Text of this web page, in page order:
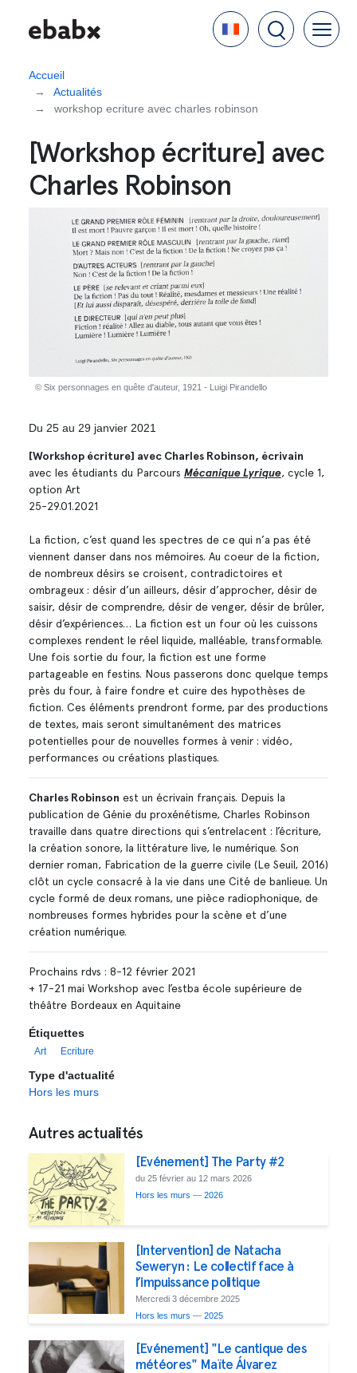
contenu
Language
Accueil
Actualités
workshop ecriture avec charles robinson
[Workshop écriture] avec
Charles Robinson
© Six personnages en quête d'auteur, 1921 - Luigi Pirandello
Du 25 au 29 janvier 2021
[Workshop écriture] avec Charles Robinson, écrivain
avec les étudiants du Parcours Mécanique Lyrique, cycle 1,
option Art
25-29.01.2021
La fiction, c’est quand les spectres de ce qui n’a pas été
viennent danser dans nos mémoires. Au coeur de la fiction,
de nombreux désirs se croisent, contradictoires et
ombrageux : désir d’un ailleurs, désir d’approcher, désir de
saisir, désir de comprendre, désir de venger, désir de brûler,
désir d’expériences… La fiction est un four où les cuissons
complexes rendent le réel liquide, malléable, transformable.
Une fois sortie du four, la fiction est une forme
partageable en festins. Nous passerons donc quelque temps
près du four, à faire fondre et cuire des hypothèses de
fiction. Ces éléments prendront forme, par des productions
de textes, mais seront simultanément des matrices
potentielles pour de nouvelles formes à venir : vidéo,
performances ou créations plastiques.
Charles Robinson est un écrivain français. Depuis la
publication de Génie du proxénétisme, Charles Robinson
travaille dans quatre directions qui s’entrelacent : l’écriture,
la création sonore, la littérature live, le numérique. Son
dernier roman, Fabrication de la guerre civile (Le Seuil, 2016)
clôt un cycle consacré à la vie dans une Cité de banlieue. Un
cycle formé de deux romans, une pièce radiophonique, de
nombreuses formes hybrides pour la scène et d’une
création numérique.
Prochains rdvs : 8-12 février 2021
+ 17-21 mai Workshop avec l’estba école supérieure de
théâtre Bordeaux en Aquitaine
Étiquettes
Art Ecriture
Type d'actualité
Hors les murs
Autres actualités
[Evénement] The Party #2
du 25 février au 12 mars 2026
Hors les murs — 2026
[Intervention] de Natacha
Seweryn : Le collectif face à
l’impuissance politique
Mercredi 3 décembre 2025
Hors les murs — 2025
[Evénement] "Le cantique des
météores" Maïte Álvarez